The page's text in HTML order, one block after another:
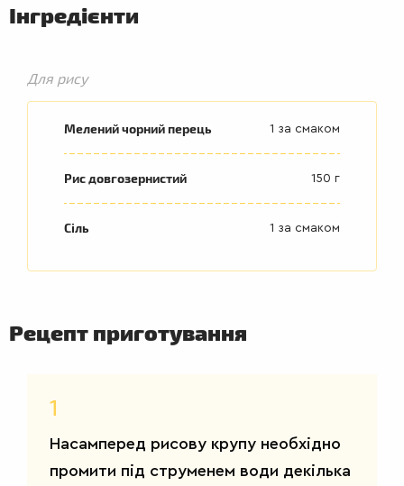
Інгредієнти
Для рису
Мелений чорний перець 1 за смаком
Рис довгозернистий 150 г
Сіль 1 за смаком
Рецепт приготування
1
Насамперед рисову крупу необхідно
промити під струменем води декілька